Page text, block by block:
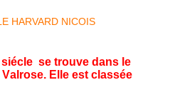
se trouve dans le
Elle est classée